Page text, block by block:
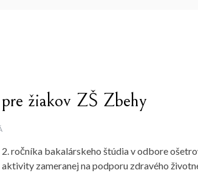
žiakov ZŠ Zbehy
2. ročníka bakalárskeho štúdia v odbore
zameranej na podporu zdravého